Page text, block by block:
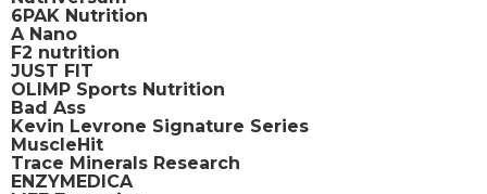
6PAK Nutrition
A Nano
F2 nutrition
JUST FIT
OLIMP Sports Nutrition
Bad Ass
Kevin Levrone Signature Series
MuscleHit
Trace Minerals Research
ENZYMEDICA